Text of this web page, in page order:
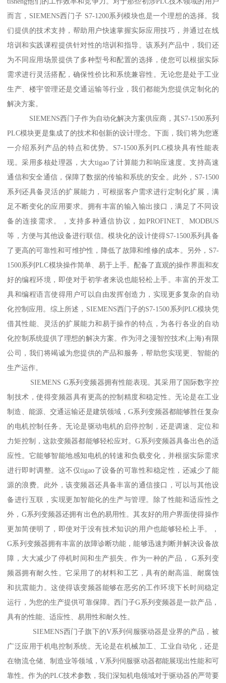
而言，SIEMENS西门子 S7-1200系列模块也是一个理想的选择。我
们提供的技术支持，帮助用户快速掌握实际应用技巧，并通过在线
培训和实践课程提供针对性的培训和指导。该系列产品中，我们还
为不同应用场景提供了多种型号和配置的选择，使您可以根据实际
需求进行灵活搭配，确保性价比和系统兼容性。无论您是处于工业
生产、楼宇管理还是交通运输等行业，我们都能为您提供定制化的
解决方案。
SIEMENS西门子作为自动化解决方案供应商，其S7-1500系列
PLC模块更是集成了的技术和创新的设计理念。下面，我们将为您逐
一介绍系列产品的特点和优势。S7-1500系列PLC模块具有性能表
现。采用多核处理器，大大tigao了计算能力和响应速度。支持高速
通信和安全通信，保障了数据的传输和系统的安全。此外，S7-1500
系列还具备灵活的扩展能力，可根据客户需求进行定制化扩展，满
足不断变化的应用要求。拥有丰富的输入输出接口，满足了不同设
备的连接需求。，支持多种通信协议，如PROFINET、MODBUS
等，方便与其他设备进行联信。模块化的设计使得S7-1500系列具备
了更高的可靠性和可维护性，降低了故障和维修的成本。另外，S7-
1500系列PLC模块操作简单、易于上手。配备了直观的操作界面和友
好的编程环境，即使对于初学者来说也能轻松上手。丰富的开发工
具和编程语言使得用户可以自由发挥创造力，实现更多复杂的自动
化控制应用。综上所述，SIEMENS西门子的S7-1500系列PLC模块凭
借其性能、灵活的扩展能力和易于操作的特点，为各行各业的自动
化控制系统提供了理想的解决方案。作为浔之漫智控技术(上海)有限
公司，我们将竭诚为您提供的产品和服务，帮助您实现更、智能的
生产运作。
SIEMENS G系列变频器拥有性能表现。其采用了国际数字控
制技术，使得变频器具有更高的控制精度和稳定性。无论是在工业
制造、能源、交通运输还是建筑领域，G系列变频器都能够胜任复杂
的电机控制任务。无论是驱动电机的启停控制，还是调速、定位和
力矩控制，这款变频器都能够轻松应对。G系列变频器具备出色的适
应性。它能够智能地感知电机的转速和负载变化，并根据实际需求
进行即时调整。这不仅tigao了设备的可靠性和稳定性，还减少了能
源的浪费。此外，该变频器还具备丰富的通信接口，可以与其他设
备进行互联，实现更加智能化的生产与管理。除了性能和适应性之
外，G系列变频器还拥有出色的易用性。其友好的用户界面使得操作
更加简便明了，即使对于没有技术知识的用户也能够轻松上手。，
G系列变频器拥有丰富的故障诊断功能，能够迅速判断并解决设备故
障，大大减少了停机时间和生产损失。作为一种的产品， G系列变
频器拥有耐久性。它采用了的材料和工艺，具有的耐高温、耐腐蚀
和抗震能力。这使得该变频器能够在恶劣的工作环境下长时间稳定
运行，为您的生产提供可靠保障。西门子G系列变频器是一款产品，
具有的性能、适应性、易用性和耐久性。
SIEMENS西门子旗下的V系列伺服驱动器是业界的产品，被
广泛应用于机电控制系统。无论是在机械加工、工业自动化，还是
在物流仓储、制造业等领域，V系列伺服驱动器都能展现出性能和可
靠性。作为的PLC技术参数，我们深知机电领域对于驱动器的严苛要